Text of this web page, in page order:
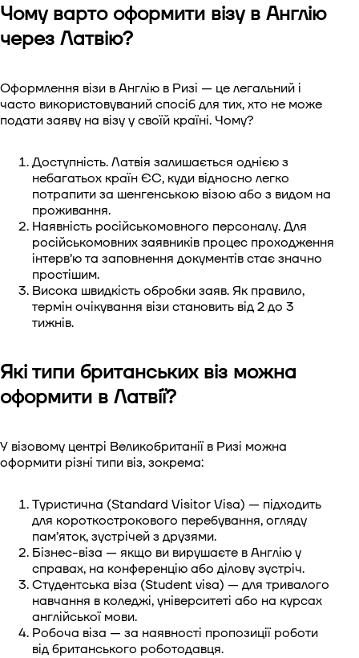
Віза до Нової Зеландії
Віза до Південної Кореї.
Віза до Тайваню
Віза до В'єтнаму
Чому варто оформити візу в Англію
через Латвію?
Оформлення візи в Англію в Ризі — це легальний і
часто використовуваний спосіб для тих, хто не може
подати заяву на візу у своїй країні. Чому?
Доступність. Латвія залишається однією з
небагатьох країн ЄС, куди відносно легко
потрапити за шенгенською візою або з видом на
проживання.
Наявність російськомовного персоналу. Для
російськомовних заявників процес проходження
інтерв’ю та заповнення документів стає значно
простішим.
Висока швидкість обробки заяв. Як правило,
термін очікування візи становить від 2 до 3
тижнів.
Які типи британських віз можна
оформити в Латвії?
У візовому центрі Великобританії в Ризі можна
оформити різні типи віз, зокрема:
Туристична (Standard Visitor Visa) — підходить
для короткострокового перебування, огляду
пам’яток, зустрічей з друзями.
Бізнес-віза — якщо ви вирушаєте в Англію у
справах, на конференцію або ділову зустріч.
Студентська віза (Student visa) — для тривалого
навчання в коледжі, університеті або на курсах
англійської мови.
Робоча віза — за наявності пропозиції роботи
від британського роботодавця.